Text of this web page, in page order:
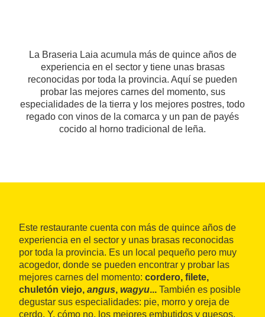
La Braseria Laia acumula más de quince años de
experiencia en el sector y tiene unas brasas
reconocidas por toda la provincia. Aquí se pueden
probar las mejores carnes del momento, sus
especialidades de la tierra y los mejores postres, todo
regado con vinos de la comarca y un pan de payés
cocido al horno tradicional de leña.
Este restaurante cuenta con más de quince años de
experiencia en el sector y unas brasas reconocidas
por toda la provincia. Es un local pequeño pero muy
acogedor, donde se pueden encontrar y probar las
mejores carnes del momento: cordero, filete,
chuletón viejo, angus, wagyu... También es posible
degustar sus especialidades: pie, morro y oreja de
cerdo. Y, cómo no, los mejores embutidos y quesos,